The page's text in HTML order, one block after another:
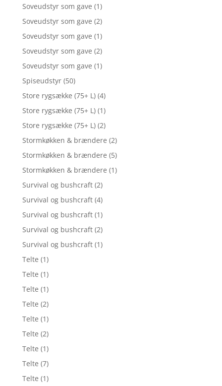
Soveudstyr som gave (1)
Soveudstyr som gave (2)
Soveudstyr som gave (1)
Soveudstyr som gave (2)
Soveudstyr som gave (1)
Spiseudstyr (50)
Store rygsække (75+ L) (4)
Store rygsække (75+ L) (1)
Store rygsække (75+ L) (2)
Stormkøkken & brændere (2)
Stormkøkken & brændere (5)
Stormkøkken & brændere (1)
Survival og bushcraft (2)
Survival og bushcraft (4)
Survival og bushcraft (1)
Survival og bushcraft (2)
Survival og bushcraft (1)
Telte (1)
Telte (1)
Telte (1)
Telte (2)
Telte (1)
Telte (2)
Telte (1)
Telte (7)
Telte (1)